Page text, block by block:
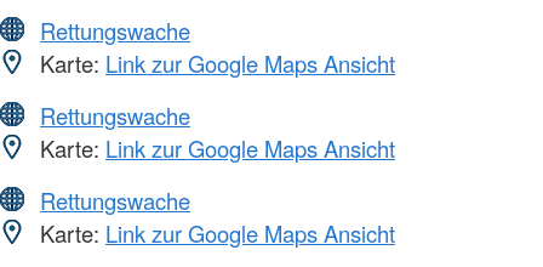
Rettungswache
Karte: Link zur Google Maps Ansicht
Rettungswache
Karte: Link zur Google Maps Ansicht
Rettungswache
Karte: Link zur Google Maps Ansicht